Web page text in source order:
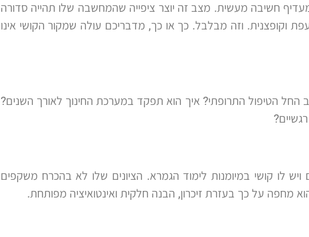
מעדיף חשיבה מעשית. מצב זה יוצר ציפייה שהמחשבה שלו תהייה סדורה
וקופצנית. וזה מבלבל. כך או כך, מדבריכם עולה שמקור הקושי אינו
הטיפול התרופתי? איך הוא תפקד במערכת החינוך לאורך השנים?
ויש לו קושי במיומנות לימוד הגמרא. הציונים שלו לא בהכרח משקפים
מחפה על כך בעזרת זיכרון, הבנה חלקית ואינטואיציה מפותחת.